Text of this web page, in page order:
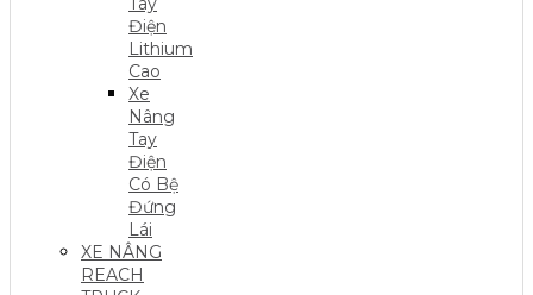
Điện
Lithium
Cao
Xe
Nâng
Tay
Điện
Có Bệ
Đứng
Lái
XE NÂNG
REACH